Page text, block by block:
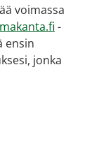
voimassa
-
ensin
jonka